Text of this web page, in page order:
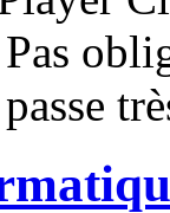
passe